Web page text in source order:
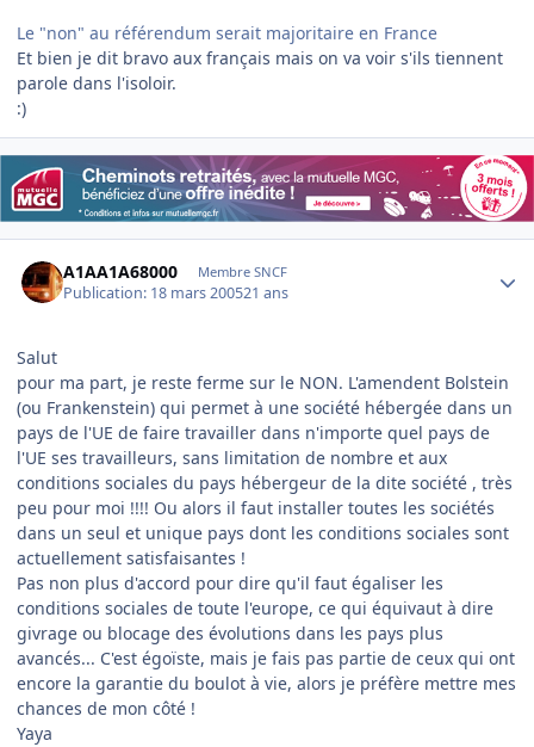
Le "non" au référendum serait majoritaire en France
Et bien je dit bravo aux français mais on va voir s'ils tiennent
parole dans l'isoloir.
:)
A1AA1A68000 Membre SNCF
Publication: 18 mars 200521 ans
Salut
pour ma part, je reste ferme sur le NON. L'amendent Bolstein
(ou Frankenstein) qui permet à une société hébergée dans un
pays de l'UE de faire travailler dans n'importe quel pays de
l'UE ses travailleurs, sans limitation de nombre et aux
conditions sociales du pays hébergeur de la dite société , très
peu pour moi !!!! Ou alors il faut installer toutes les sociétés
dans un seul et unique pays dont les conditions sociales sont
actuellement satisfaisantes !
Pas non plus d'accord pour dire qu'il faut égaliser les
conditions sociales de toute l'europe, ce qui équivaut à dire
givrage ou blocage des évolutions dans les pays plus
avancés... C'est égoïste, mais je fais pas partie de ceux qui ont
encore la garantie du boulot à vie, alors je préfère mettre mes
chances de mon côté !
Yaya